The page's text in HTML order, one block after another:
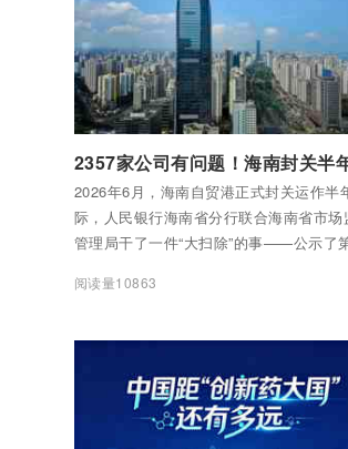
2026年6月，海南自贸港正式封关运作半
际，人民银行海南省分行联合海南省市场
管理局干了一件“大扫除”的事——公示了
构达到2357家。
阅读量10863